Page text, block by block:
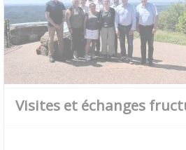
Visites et échanges